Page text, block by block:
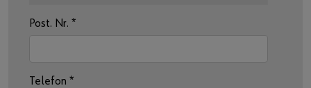
Post. Nr. *
Telefon *